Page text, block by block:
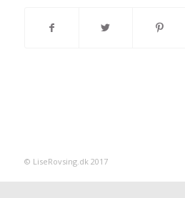
© LiseRovsing.dk 2017